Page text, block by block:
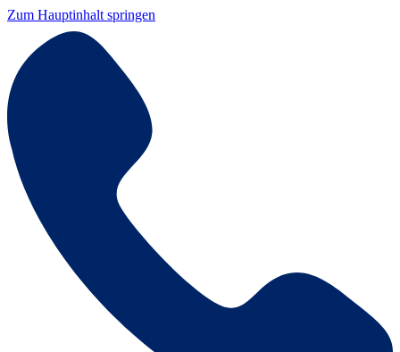
Zum Hauptinhalt springen